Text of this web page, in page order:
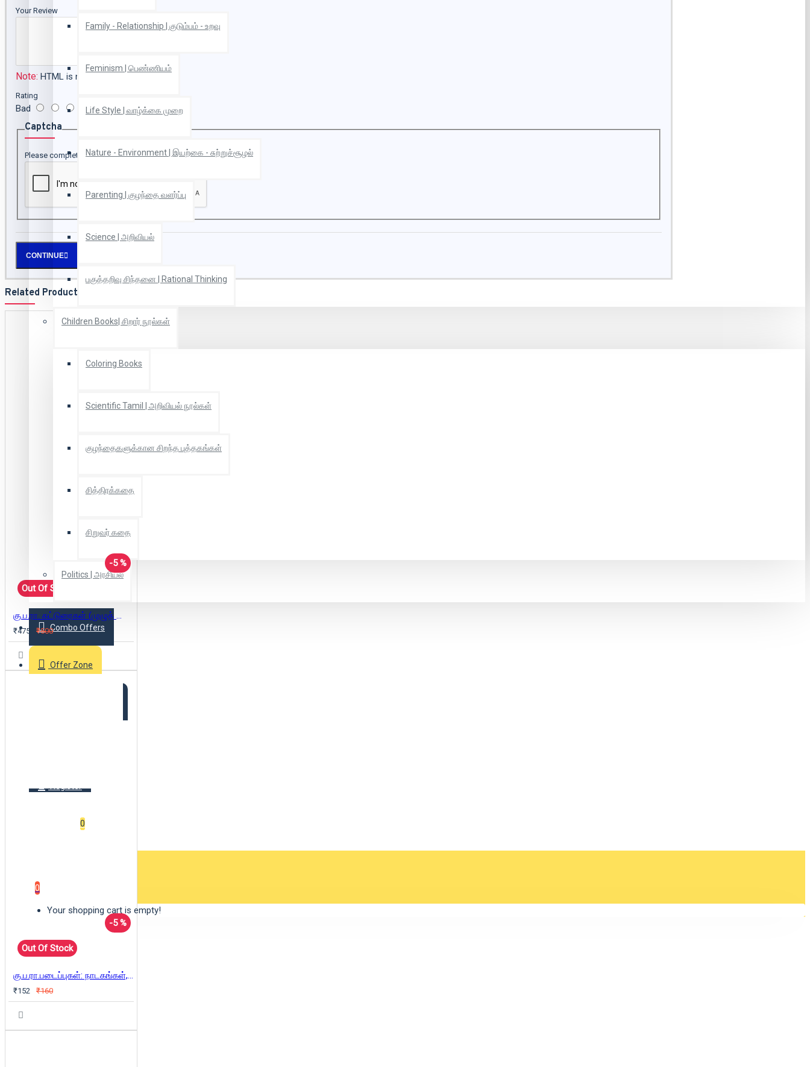
Family - Relationship | குடும்பம் - உறவு
Feminism | பெண்ணியம்
Life Style | வாழ்க்கை முறை
Nature - Environment | இயற்கை - சுற்றுச்சூழல்
Parenting | குழந்தை வளர்ப்பு
Science | அறிவியல்
பகுத்தறிவு சிந்தனை | Rational Thinking
Children Books| சிறார் நூல்கள்
Coloring Books
Scientific Tamil | அறிவியல் நூல்கள்
குழந்தைகளுக்கான சிறந்த புத்தகங்கள்
சித்திரக்கதை
சிறுவர் கதை
Politics | அரசியல்
Combo Offers
Offer Zone
0
0
Your shopping cart is empty!
Your Review
Note: HTML is not translated!
Rating
Bad Good
Captcha
Please complete the captcha validation below
CONTINUE
Related Products
-5 %
Out Of Stock
கு.ப.ரா. கட்டுரைகள் (முழுத் தொகுப்பு)
₹475 ₹500
-5 %
Out Of Stock
கு.ப.ரா.படைப்புகள்: நாடகங்கள், கவிதைகள்
₹152 ₹160